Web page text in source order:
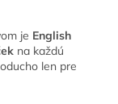
je English
na každú
len pre